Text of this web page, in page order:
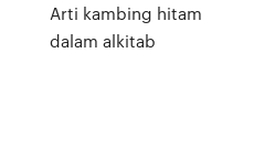
Arti kambing hitam
dalam alkitab